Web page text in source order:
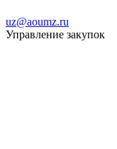
uz@aoumz.ru
Управление закупок